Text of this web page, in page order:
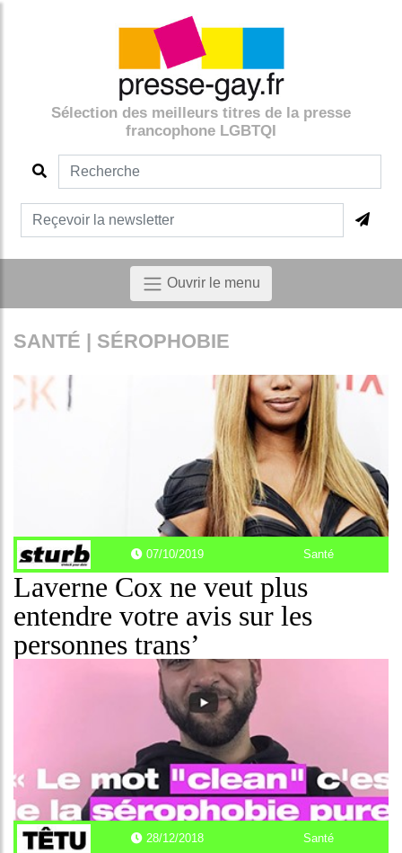
Sélection des meilleurs titres de la presse
francophone LGBTQI
Ouvrir le menu
SANTÉ | SÉROPHOBIE
07/10/2019 Santé
Laverne Cox ne veut plus
entendre votre avis sur les
personnes trans’
28/12/2018 Santé